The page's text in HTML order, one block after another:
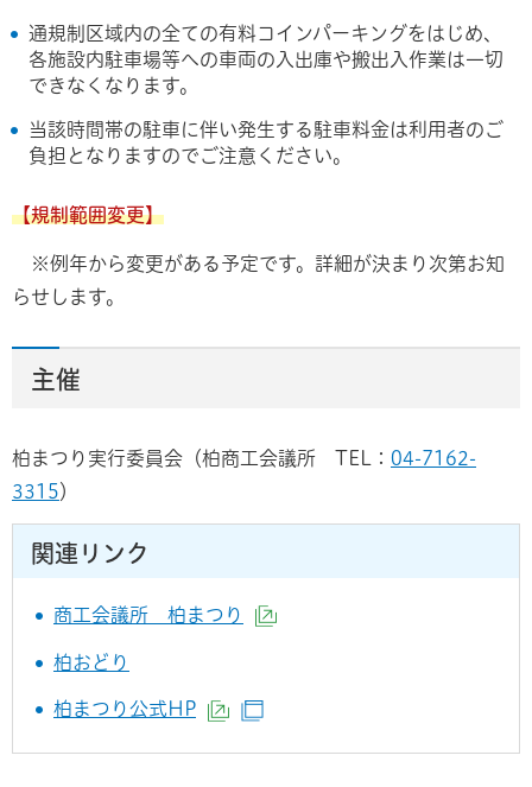
通規制区域内の全ての有料コインパーキングをはじめ、
各施設内駐車場等への車両の入出庫や搬出入作業は一切
できなくなります。
当該時間帯の駐車に伴い発生する駐車料金は利用者のご
負担となりますのでご注意ください。
【規制範囲変更】
※例年から変更がある予定です。詳細が決まり次第お知
らせします。
主催
柏まつり実行委員会（柏商工会議所 TEL： 04-7162-
3315）
関連リンク
商工会議所 柏まつり
柏おどり
柏まつり公式HP （外部サイトへリンク）